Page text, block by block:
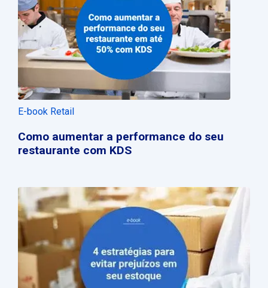
E-book Retail
Como aumentar a performance do seu
restaurante com KDS